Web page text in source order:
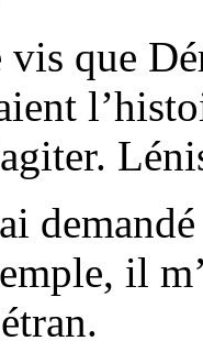
que
il